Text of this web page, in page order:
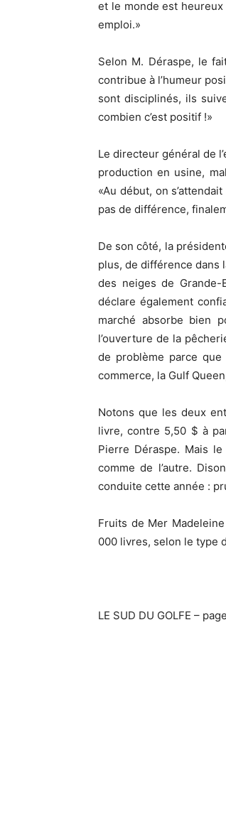
et le monde est
emploi.»
Selon M. Déraspe, le
contribue à l’humeur
sont disciplinés, ils
combien c’est positif !»
Le directeur général de
production en usine,
«Au début, on
pas de différence,
De son côté, la
plus, de différence dans
des neiges de
déclare également
marché absorbe bien
l’ouverture de la
de problème parce
commerce, la Gulf
Notons que les deux
livre, contre 5,50 $ à
Pierre Déraspe. Mais
comme de l’autre.
conduite cette année :
Fruits de Mer
000 livres, selon le type
LE SUD DU GOLFE –